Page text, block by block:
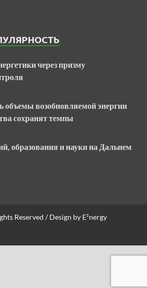
через призму
возобновляемой энергии
сохранят темпы
образования и науки на Дальнем
Reserved / Design by E²nergy